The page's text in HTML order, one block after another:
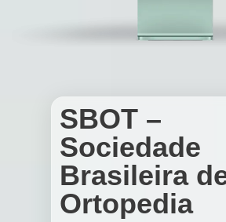
SBOT –
Sociedade
Brasileira
Ortopedia